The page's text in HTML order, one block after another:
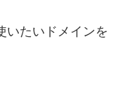
いたいドメインを